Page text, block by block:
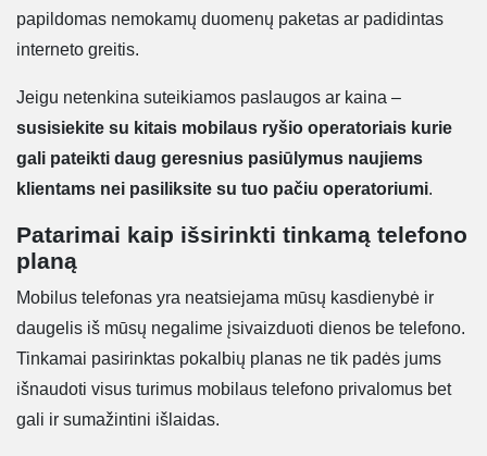
papildomas nemokamų duomenų paketas ar padidintas
interneto greitis.
Jeigu netenkina suteikiamos paslaugos ar kaina –
susisiekite su kitais mobilaus ryšio operatoriais kurie
gali pateikti daug geresnius pasiūlymus naujiems
klientams nei pasiliksite su tuo pačiu operatoriumi.
Patarimai kaip išsirinkti tinkamą telefono
planą
Mobilus telefonas yra neatsiejama mūsų kasdienybė ir
daugelis iš mūsų negalime įsivaizduoti dienos be telefono.
Tinkamai pasirinktas pokalbių planas ne tik padės jums
išnaudoti visus turimus mobilaus telefono privalomus bet
gali ir sumažintini išlaidas.